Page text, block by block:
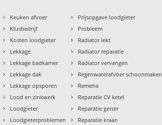
› Keuken afvoer
› Klusbedrijf
› Kosten loodgieter
› Lekkage
› Lekkage badkamer
› Lekkage dak
› Lekkage opsporen
› Lood en zinkwerk
› Loodgieter
› Loodgieterproblemen
› Prijsopgave loodgieter
› Probleem
› Radiator lekt
› Radiator reparatie
› Radiator vervangen
› Regenwaterafvoer schoonmaken
› Remeha
› Reparatie CV ketel
› Reparatie geiser
› Reparatie kraan